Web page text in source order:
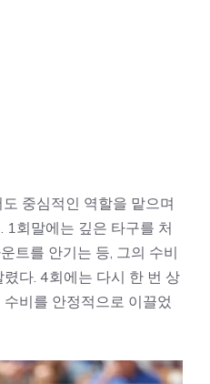
중심적인 역할을 맡으며
1회말에는 깊은 타구를 처
트를 안기는 등, 그의 수비
다. 4회에는 다시 한 번 상
비를 안정적으로 이끌었